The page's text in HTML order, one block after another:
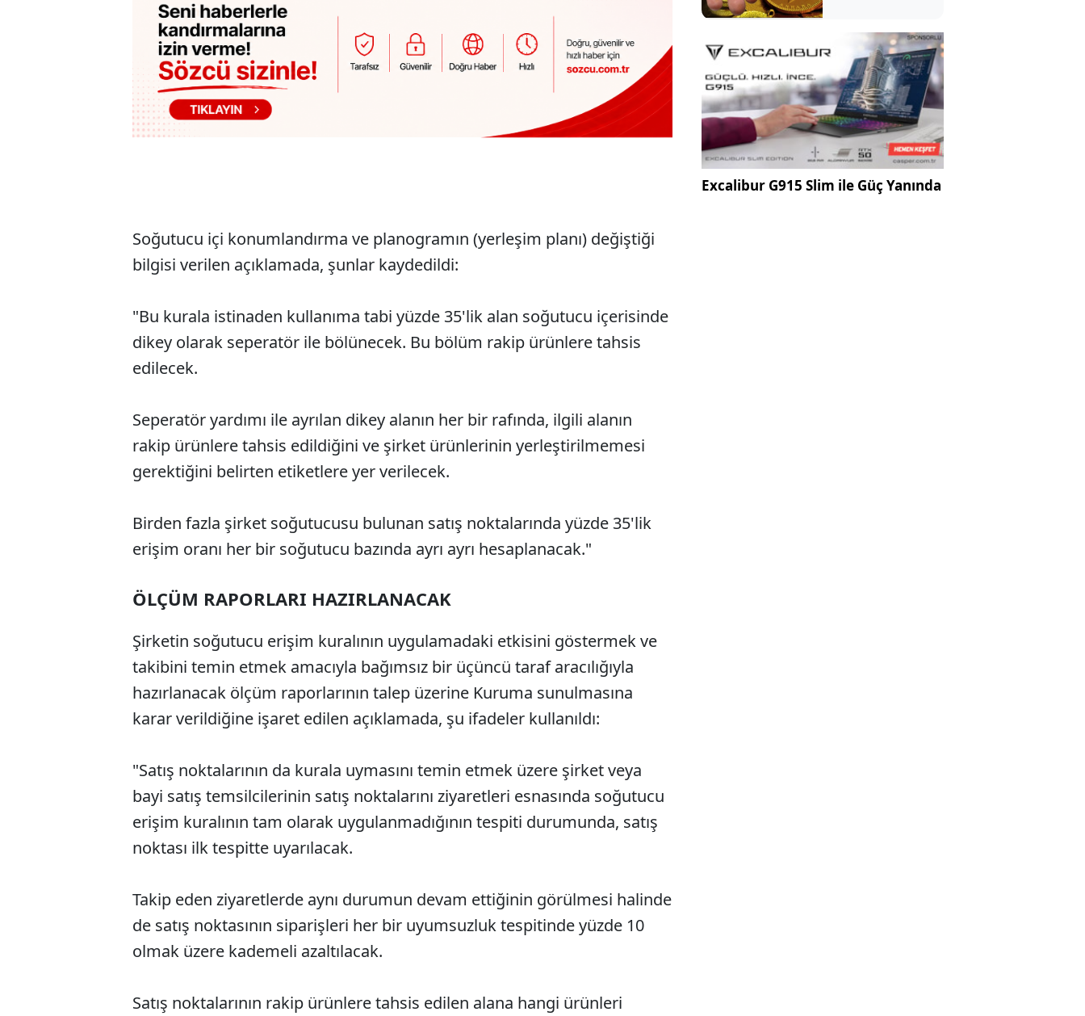
Soğutucu içi konumlandırma ve planogramın (yerleşim planı) değiştiği
bilgisi verilen açıklamada, şunlar kaydedildi:
"Bu kurala istinaden kullanıma tabi yüzde 35'lik alan soğutucu içerisinde
dikey olarak seperatör ile bölünecek. Bu bölüm rakip ürünlere tahsis
edilecek.
Seperatör yardımı ile ayrılan dikey alanın her bir rafında, ilgili alanın
rakip ürünlere tahsis edildiğini ve şirket ürünlerinin yerleştirilmemesi
gerektiğini belirten etiketlere yer verilecek.
Birden fazla şirket soğutucusu bulunan satış noktalarında yüzde 35'lik
erişim oranı her bir soğutucu bazında ayrı ayrı hesaplanacak."
ÖLÇÜM RAPORLARI HAZIRLANACAK
Şirketin soğutucu erişim kuralının uygulamadaki etkisini göstermek ve
takibini temin etmek amacıyla bağımsız bir üçüncü taraf aracılığıyla
hazırlanacak ölçüm raporlarının talep üzerine Kuruma sunulmasına
karar verildiğine işaret edilen açıklamada, şu ifadeler kullanıldı:
"Satış noktalarının da kurala uymasını temin etmek üzere şirket veya
bayi satış temsilcilerinin satış noktalarını ziyaretleri esnasında soğutucu
erişim kuralının tam olarak uygulanmadığının tespiti durumunda, satış
noktası ilk tespitte uyarılacak.
Takip eden ziyaretlerde aynı durumun devam ettiğinin görülmesi halinde
de satış noktasının siparişleri her bir uyumsuzluk tespitinde yüzde 10
olmak üzere kademeli azaltılacak.
Satış noktalarının rakip ürünlere tahsis edilen alana hangi ürünleri
tarihe işaret
edildi
Excalibur G915 Slim ile Güç Yanında